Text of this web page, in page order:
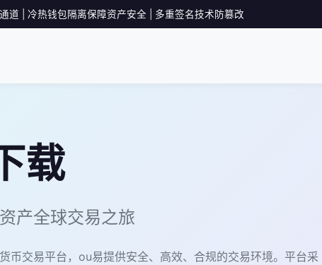
道 | 冷热钱包隔离保障资产安全 | 多重签名技术防篡改
载
产全球交易之旅
币交易平台，ou易提供安全、高效、合规的交易环境。平台采